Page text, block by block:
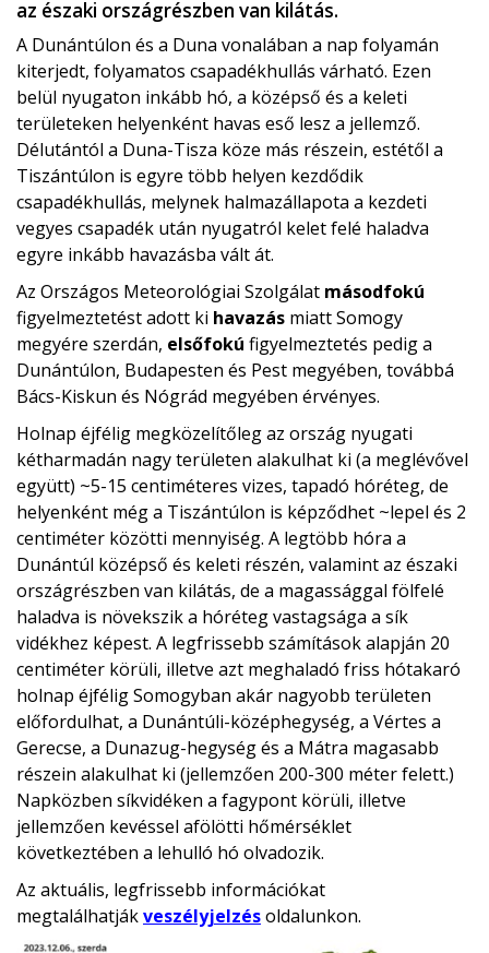
az északi országrészben van kilátás.
A Dunántúlon és a Duna vonalában a nap folyamán
kiterjedt, folyamatos csapadékhullás várható. Ezen
belül nyugaton inkább hó, a középső és a keleti
területeken helyenként havas eső lesz a jellemző.
Délutántól a Duna-Tisza köze más részein, estétől a
Tiszántúlon is egyre több helyen kezdődik
csapadékhullás, melynek halmazállapota a kezdeti
vegyes csapadék után nyugatról kelet felé haladva
egyre inkább havazásba vált át.
Az Országos Meteorológiai Szolgálat másodfokú
figyelmeztetést adott ki havazás miatt Somogy
megyére szerdán, elsőfokú figyelmeztetés pedig a
Dunántúlon, Budapesten és Pest megyében, továbbá
Bács-Kiskun és Nógrád megyében érvényes.
Holnap éjfélig megközelítőleg az ország nyugati
kétharmadán nagy területen alakulhat ki (a meglévővel
együtt) ~5-15 centiméteres vizes, tapadó hóréteg, de
helyenként még a Tiszántúlon is képződhet ~lepel és 2
centiméter közötti mennyiség. A legtöbb hóra a
Dunántúl középső és keleti részén, valamint az északi
országrészben van kilátás, de a magassággal fölfelé
haladva is növekszik a hóréteg vastagsága a sík
vidékhez képest. A legfrissebb számítások alapján 20
centiméter körüli, illetve azt meghaladó friss hótakaró
holnap éjfélig Somogyban akár nagyobb területen
előfordulhat, a Dunántúli-középhegység, a Vértes a
Gerecse, a Dunazug-hegység és a Mátra magasabb
részein alakulhat ki (jellemzően 200-300 méter felett.)
Napközben síkvidéken a fagypont körüli, illetve
jellemzően kevéssel afölötti hőmérséklet
következtében a lehulló hó olvadozik.
Az aktuális, legfrissebb információkat
megtalálhatjákveszélyjelzésoldalunkon.